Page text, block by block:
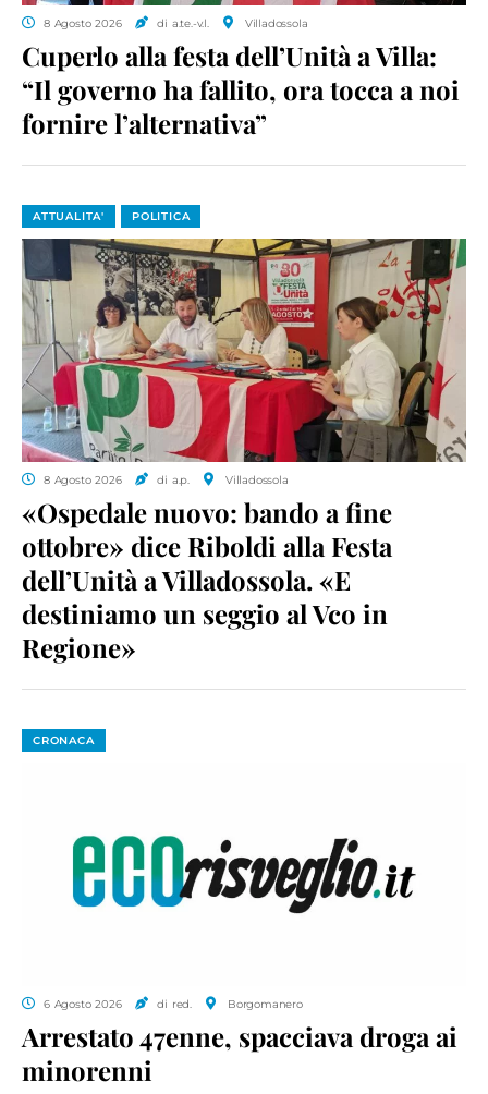
8 Agosto 2026 di a.te.-v.l. Villadossola
Cuperlo alla festa dell’Unità a Villa:
“Il governo ha fallito, ora tocca a noi
fornire l’alternativa”
ATTUALITA' POLITICA
8 Agosto 2026 di a.p. Villadossola
«Ospedale nuovo: bando a fine
ottobre» dice Riboldi alla Festa
dell’Unità a Villadossola. «E
destiniamo un seggio al Vco in
Regione»
CRONACA
6 Agosto 2026 di red. Borgomanero
Arrestato 47enne, spacciava droga ai
minorenni